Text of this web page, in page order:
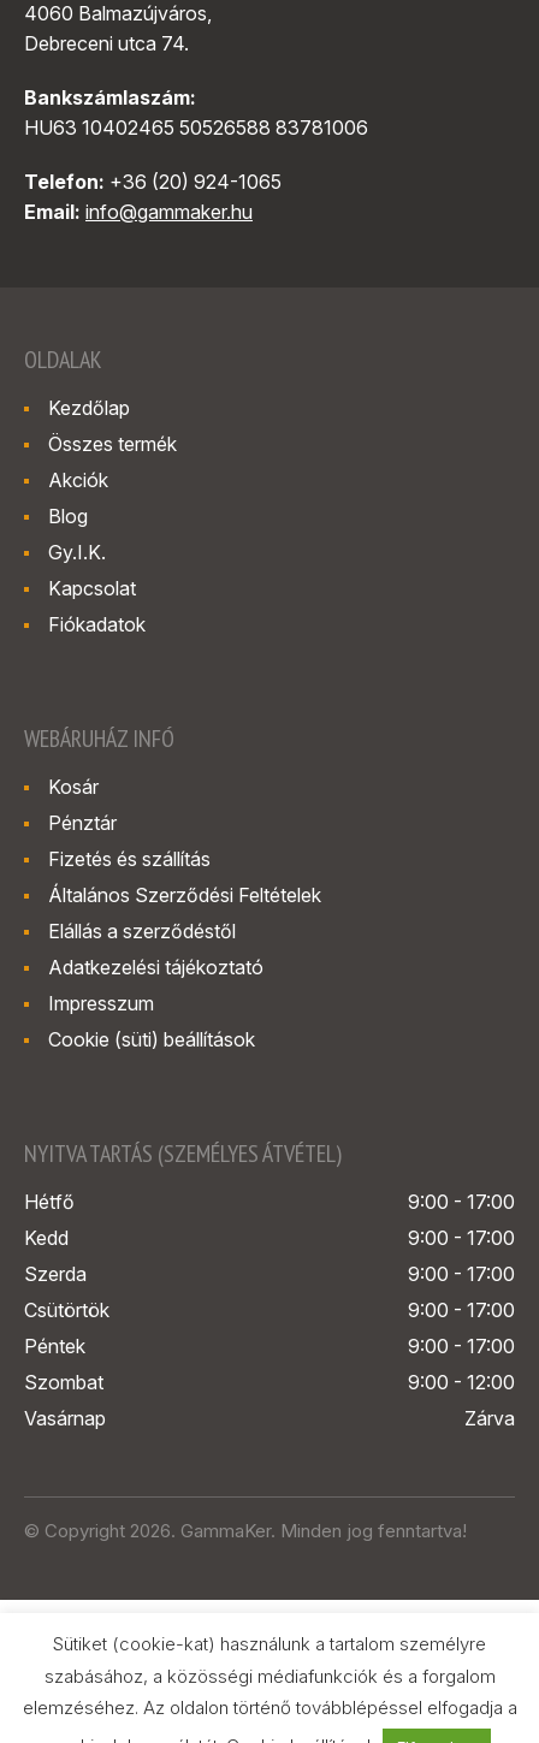
4060 Balmazújváros,
Debreceni utca 74.
Bankszámlaszám:
HU63 10402465 50526588 83781006
Telefon: +36 (20) 924-1065
Email: info@gammaker.hu
OLDALAK
Kezdőlap
Összes termék
Akciók
Blog
Gy.I.K.
Kapcsolat
Fiókadatok
WEBÁRUHÁZ INFÓ
Kosár
Pénztár
Fizetés és szállítás
Általános Szerződési Feltételek
Elállás a szerződéstől
Adatkezelési tájékoztató
Impresszum
Cookie (süti) beállítások
NYITVA TARTÁS (SZEMÉLYES ÁTVÉTEL)
Hétfő
9:00 - 17:00
Kedd
9:00 - 17:00
Szerda
9:00 - 17:00
Csütörtök
9:00 - 17:00
Péntek
9:00 - 17:00
Szombat
9:00 - 12:00
Vasárnap
Zárva
© Copyright 2026. GammaKer. Minden jog fenntartva!
Árak és paraméterek összehasonlítása
Sütiket (cookie-kat) használunk a tartalom személyre
szabásához, a közösségi médiafunkciók és a forgalom
elemzéséhez. Az oldalon történő továbblépéssel elfogadja a